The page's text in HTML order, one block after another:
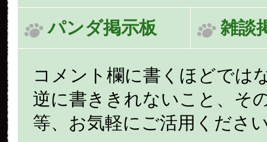
パンダ掲示板 雑談
コメント欄に書くほどでは
逆に書ききれないこと、そ
等、お気軽にご活用くださ